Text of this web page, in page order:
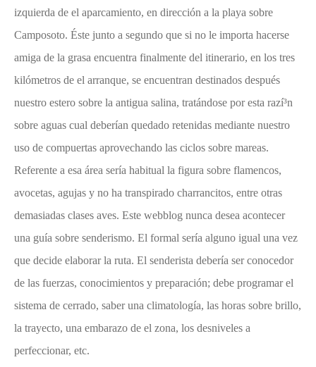
izquierda de el aparcamiento, en dirección a la playa sobre
Camposoto. Éste junto a segundo que si no le importa hacerse
amiga de la grasa encuentra finalmente del itinerario, en los tres
kilómetros de el arranque, se encuentran destinados después
nuestro estero sobre la antigua salina, tratándose por esta razí³n
sobre aguas cual deberían quedado retenidas mediante nuestro
uso de compuertas aprovechando las ciclos sobre mareas.
Referente a esa área serí­a habitual la figura sobre flamencos,
avocetas, agujas y no ha transpirado charrancitos, entre otras
demasiadas clases aves. Este webblog nunca desea acontecer
una guía sobre senderismo. El formal serí­a alguno igual una vez
que decide elaborar la ruta. El senderista debería ser conocedor
de las fuerzas, conocimientos y preparación; debe programar el
sistema de cerrado, saber una climatología, las horas sobre brillo,
la trayecto, una embarazo de el zona, los desniveles a
perfeccionar, etc.